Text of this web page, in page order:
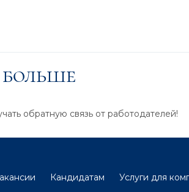
больше
обратную связь от работодателей!
Кандидатам Услуги для